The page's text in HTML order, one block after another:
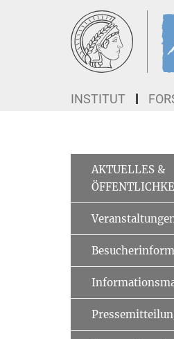
INSTITUT
AKTUELLES &